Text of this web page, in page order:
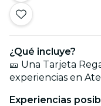
¿Qué incluye?
🎫 Una Tarjeta
experiencias en
Experiencias